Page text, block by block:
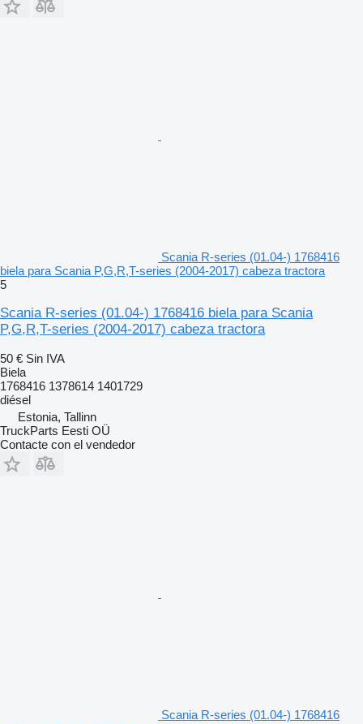
Scania R-series (01.04-) 1768416
biela para Scania P,G,R,T-series (2004-2017) cabeza tractora
5
Scania R-series (01.04-) 1768416 biela para Scania
P,G,R,T-series (2004-2017) cabeza tractora
50 € Sin IVA
Biela
1768416 1378614 1401729
diésel
Estonia, Tallinn
TruckParts Eesti OÜ
Contacte con el vendedor
Scania R-series (01.04-) 1768416